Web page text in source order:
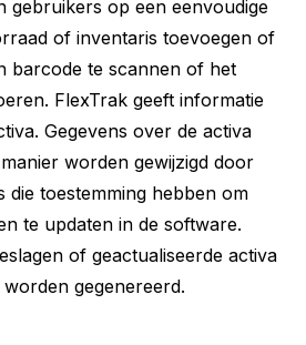
gebruikers op een eenvoudige
of inventaris toevoegen of
barcode te scannen of het
FlexTrak geeft informatie
Gegevens over de activa
worden gewijzigd door
die toestemming hebben om
te updaten in de software.
of geactualiseerde activa
gegenereerd.